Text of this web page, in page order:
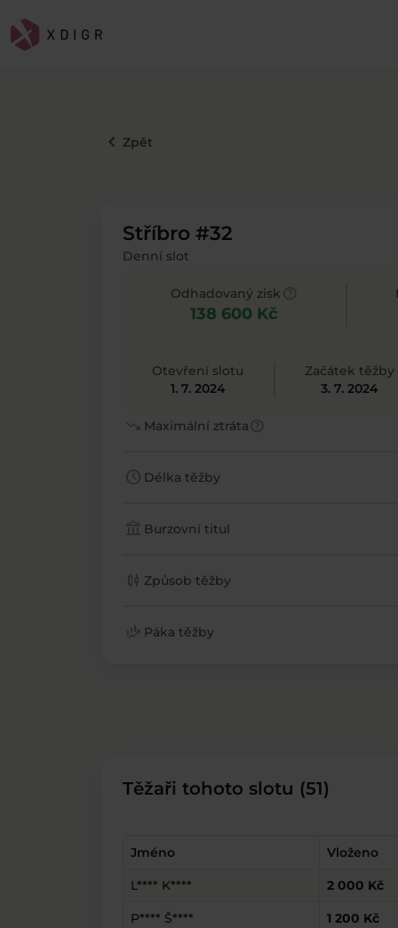
keyboard_arrow_left Zpět
Stříbro #32
Denní slot
Odhadovaný zisk
138 600 Kč
Otevření slotu
1. 7. 2024
Začátek těžby
3. 7. 2024
trending_down Maximální ztrátahelp
schedule Délka těžby
account_balance Burzovní titul
candlestick_chart Způsob těžby
finance_mode Páka těžby
Těžaři tohoto slotu (51)
Jméno Vloženo
L**** K**** 2 000 Kč
P**** Š**** 1 200 Kč